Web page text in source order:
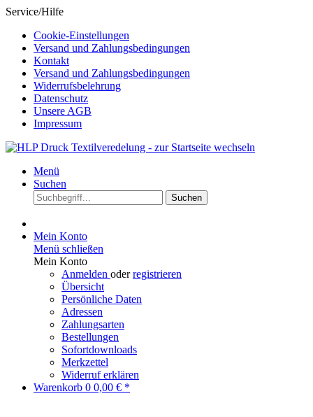
Service/Hilfe
Cookie-Einstellungen
Versand und Zahlungsbedingungen
Kontakt
Versand und Zahlungsbedingungen
Widerrufsbelehrung
Datenschutz
Unsere AGB
Impressum
Menü
Suchen
Suchen
Mein Konto
Menü schließen
Mein Konto
Anmelden oderregistrieren
Übersicht
Persönliche Daten
Adressen
Zahlungsarten
Bestellungen
Sofortdownloads
Merkzettel
Widerruf erklären
Warenkorb 0 0,00 € *